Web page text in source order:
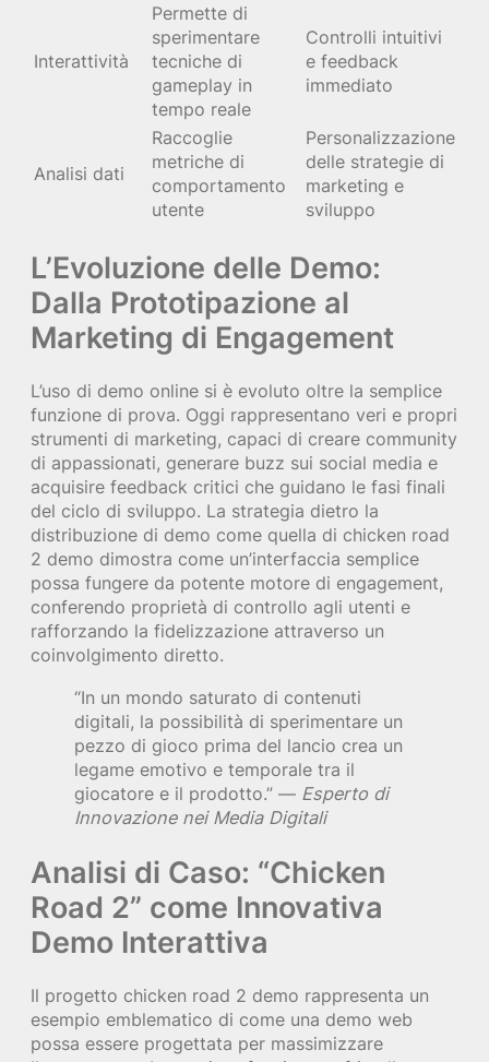
Interattività
Permette di
sperimentare
tecniche di
gameplay in
tempo reale
Controlli intuitivi
e feedback
immediato
Analisi dati
Raccoglie
metriche di
comportamento
utente
Personalizzazione
delle strategie di
marketing e
sviluppo
L’Evoluzione delle Demo:
Dalla Prototipazione al
Marketing di Engagement
L’uso di demo online si è evoluto oltre la semplice
funzione di prova. Oggi rappresentano veri e propri
strumenti di marketing, capaci di creare community
di appassionati, generare buzz sui social media e
acquisire feedback critici che guidano le fasi finali
del ciclo di sviluppo. La strategia dietro la
distribuzione di demo come quella di chicken road
2 demo dimostra come un’interfaccia semplice
possa fungere da potente motore di engagement,
conferendo proprietà di controllo agli utenti e
rafforzando la fidelizzazione attraverso un
coinvolgimento diretto.
“In un mondo saturato di contenuti
digitali, la possibilità di sperimentare un
pezzo di gioco prima del lancio crea un
legame emotivo e temporale tra il
giocatore e il prodotto.” — Esperto di
Innovazione nei Media Digitali
Analisi di Caso: “Chicken
Road 2” come Innovativa
Demo Interattiva
Il progetto chicken road 2 demo rappresenta un
esempio emblematico di come una demo web
possa essere progettata per massimizzare